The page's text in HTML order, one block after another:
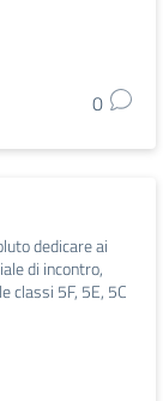
0
dedicare ai
di incontro,
classi 5F, 5E, 5C